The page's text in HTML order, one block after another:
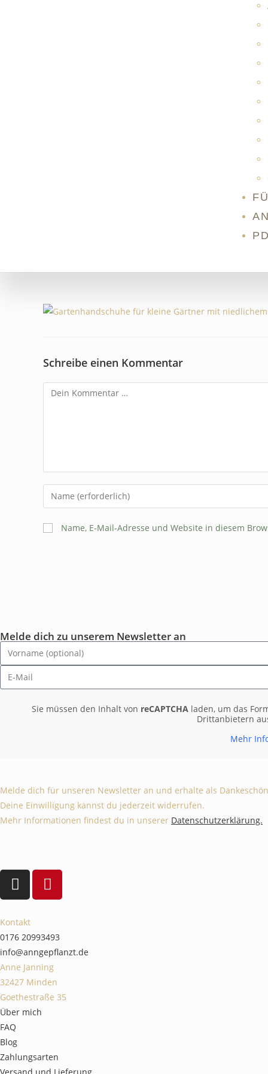
Schreibe einen Kommentar
Name, E-Mail-Adresse und Website in diesem
Melde dich zu unserem Newsletter an
Sie müssen den Inhalt von reCAPTCHAladen, um das
Drittanbietern
Mehr
Melde dich für unseren Newsletter an und erhalte als
Deine Einwilligung kannst du jederzeit widerrufen.
Mehr Informationen findest du in unserer Datenschutzerklärung.
Kontakt
0176 20993493
info@anngepflanzt.de
Anne Janning
32427 Minden
Goethestraße 35
Über mich
FAQ
Blog
Zahlungsarten